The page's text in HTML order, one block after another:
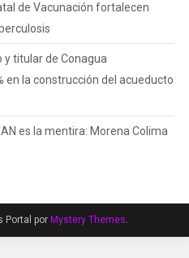
de Vacunación fortalecen
y titular de Conagua
en la construcción del acueducto
es la mentira: Morena Colima
Portal por Mystery Themes.